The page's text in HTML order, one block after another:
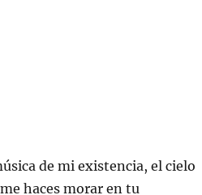
de mi existencia, el cielo
haces morar en tu